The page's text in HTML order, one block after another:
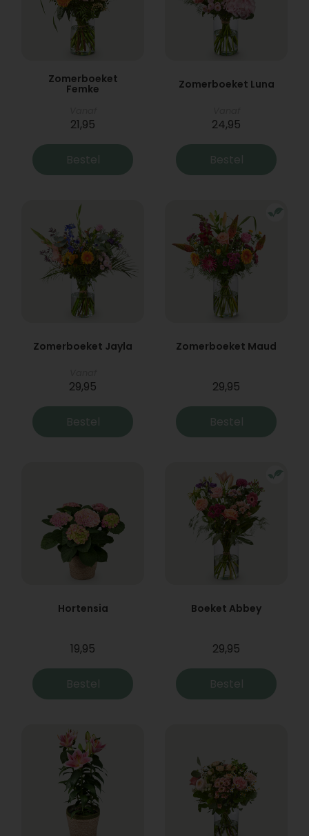
Zomerboeket
Femke
21,95
Bestel
Zomerboeket Luna
24,95
Bestel
Zomerboeket Jayla
29,95
Bestel
Zomerboeket Maud
29,95
Bestel
Hortensia
19,95
Bestel
Boeket Abbey
29,95
Bestel